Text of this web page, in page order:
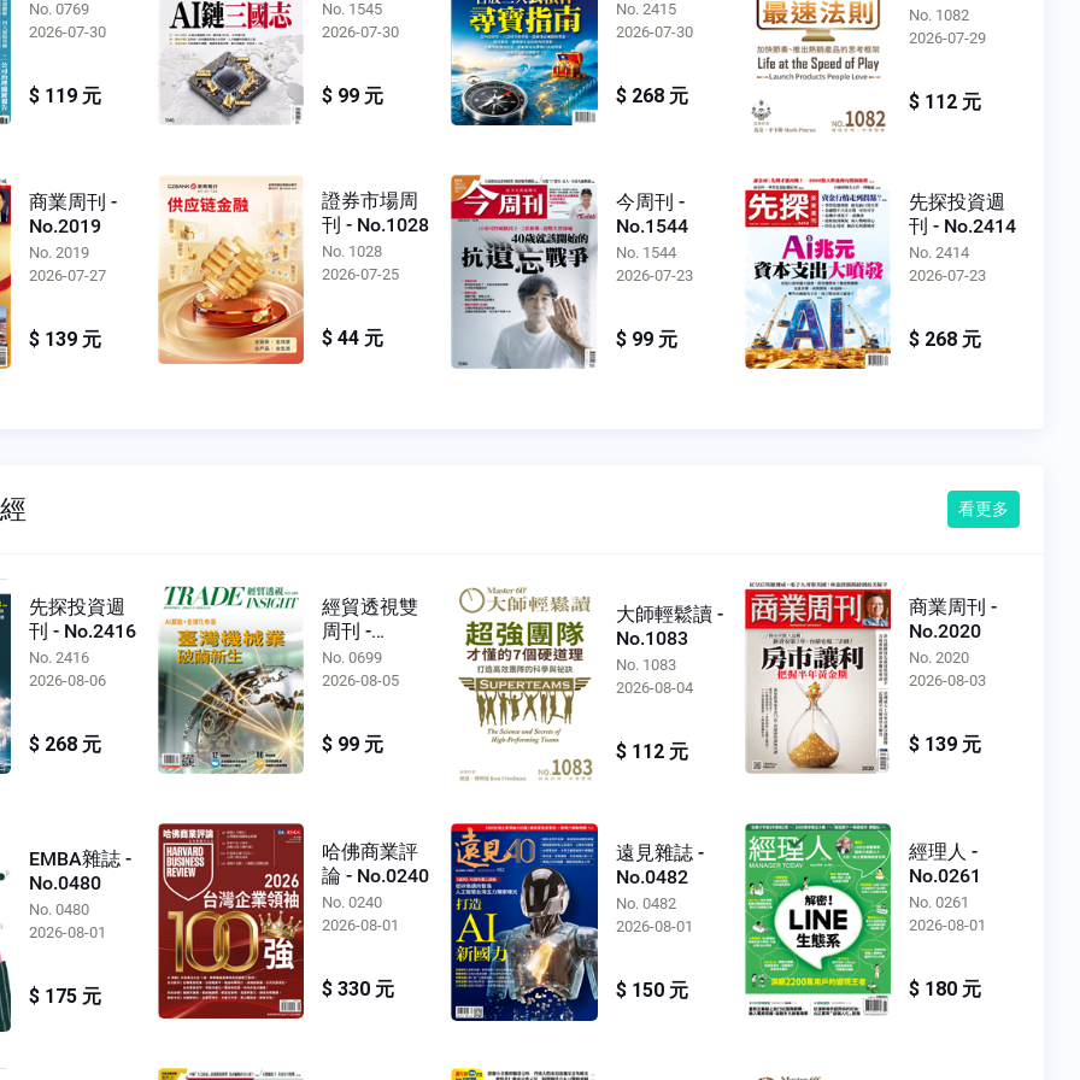
No. 0769
2026-07-30
$ 119 元
No. 1545
2026-07-30
$ 99 元
No. 2415
2026-07-30
$ 268 元
No. 1082
2026-07-29
$ 112 元
商業周刊 -
No.2019
No. 2019
2026-07-27
$ 139 元
證券市場周
刊 - No.1028
No. 1028
2026-07-25
$ 44 元
今周刊 -
No.1544
No. 1544
2026-07-23
$ 99 元
先探投資週
刊 - No.2414
No. 2414
2026-07-23
$ 268 元
看更多
先探投資週
刊 - No.2416
No. 2416
2026-08-06
$ 268 元
經貿透視雙
周刊 -
No.0699
No. 0699
2026-08-05
$ 99 元
大師輕鬆讀 -
No.1083
No. 1083
2026-08-04
$ 112 元
商業周刊 -
No.2020
No. 2020
2026-08-03
$ 139 元
EMBA雜誌 -
No.0480
No. 0480
2026-08-01
$ 175 元
哈佛商業評
論 - No.0240
No. 0240
2026-08-01
$ 330 元
遠見雜誌 -
No.0482
No. 0482
2026-08-01
$ 150 元
經理人 -
No.0261
No. 0261
2026-08-01
$ 180 元